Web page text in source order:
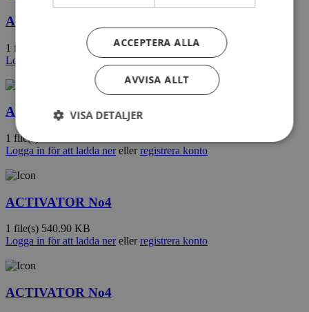
ACTIVATOR No4
1 file(s)
373.85 KB
Logga in för att ladda nerellerregistrera konto
ACTIVATOR No4
1 file(s)
Logga in för att ladda nerellerregistrera konto
ACTIVATOR No4
1 file(s) 540.90 KB
Logga in för att ladda nerellerregistrera konto
ACTIVATOR No4
ACCEPTERA ALLA
AVVISA ALLT
VISA DETALJER